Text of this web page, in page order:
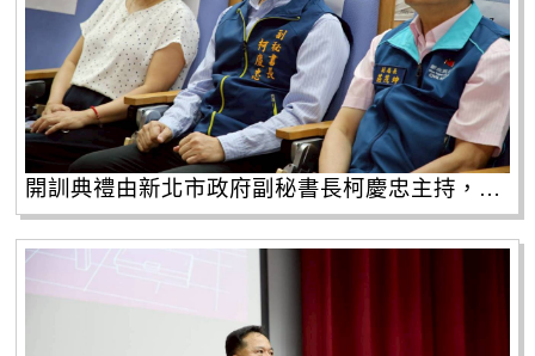
開訓典禮由新北市政府副秘書長柯慶忠主持，共有341位備役役男參訓。